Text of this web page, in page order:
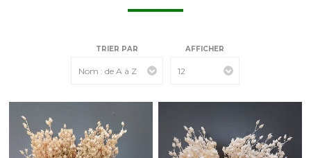
TRIER PAR AFFICHER